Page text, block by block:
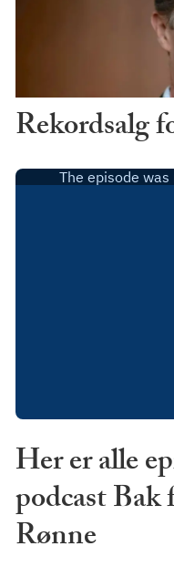
Rekordsalg
Her er alle
podcast
Rønne